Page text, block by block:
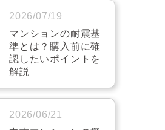
2026/07/19
マンションの耐震基
準とは？購入前に確
認したいポイントを
解説
2026/06/21